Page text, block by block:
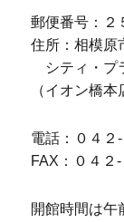
郵便番号：２
住所：相模原
シティ・プ
（イオン橋本
電話：０４２
FAX：０４２
開館時間は午